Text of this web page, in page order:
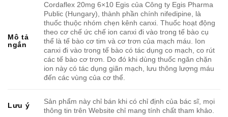
Mô tả
ngắn
Cordaflex 20mg 6×10 Egis của Công ty Egis Pharma
Public (Hungary), thành phần chính nifedipine, là
thuốc thuộc nhóm chẹn kênh canxi. Thuốc hoạt động
theo cơ chế ức chế ion canxi đi vào trong tế bào cụ
thể là tế bào cơ tim và cơ trơn của mạch máu. Ion
canxi đi vào trong tế bào có tác dụng co mạch, co rút
các tế bào cơ trơn. Do đó khi dùng thuốc ngăn chặn
ion này có tác dụng giãn mạch, lưu thông lượng máu
đến các vùng của cơ thể.
Lưu ý
Sản phẩm này chỉ bán khi có chỉ định của bác sĩ, mọi
thông tin trên Website chỉ mang tính chất tham khảo.